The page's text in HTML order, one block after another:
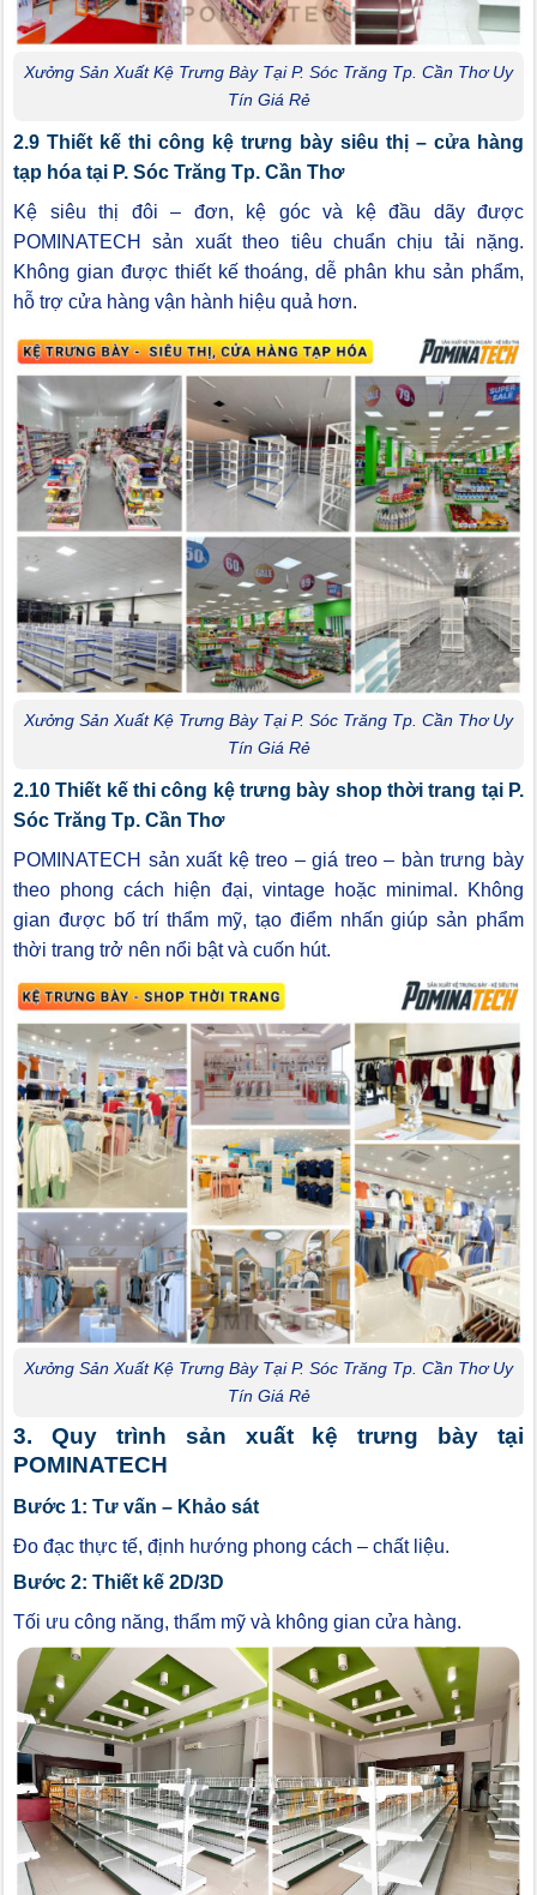
Xưởng Sản Xuất Kệ Trưng Bày Tại P. Sóc Trăng Tp. Cần Thơ Uy
Tín Giá Rẻ
2.9 Thiết kế thi công kệ trưng bày siêu thị – cửa hàng
tạp hóa tại P. Sóc Trăng Tp. Cần Thơ
Kệ siêu thị đôi – đơn, kệ góc và kệ đầu dãy được
POMINATECH sản xuất theo tiêu chuẩn chịu tải nặng.
Không gian được thiết kế thoáng, dễ phân khu sản phẩm,
hỗ trợ cửa hàng vận hành hiệu quả hơn.
Xưởng Sản Xuất Kệ Trưng Bày Tại P. Sóc Trăng Tp. Cần Thơ Uy
Tín Giá Rẻ
2.10 Thiết kế thi công kệ trưng bày shop thời trang tại P.
Sóc Trăng Tp. Cần Thơ
POMINATECH sản xuất kệ treo – giá treo – bàn trưng bày
theo phong cách hiện đại, vintage hoặc minimal. Không
gian được bố trí thẩm mỹ, tạo điểm nhấn giúp sản phẩm
thời trang trở nên nổi bật và cuốn hút.
Xưởng Sản Xuất Kệ Trưng Bày Tại P. Sóc Trăng Tp. Cần Thơ Uy
Tín Giá Rẻ
3. Quy trình sản xuất kệ trưng bày tại
POMINATECH
Bước 1: Tư vấn – Khảo sát
Đo đạc thực tế, định hướng phong cách – chất liệu.
Bước 2: Thiết kế 2D/3D
Tối ưu công năng, thẩm mỹ và không gian cửa hàng.